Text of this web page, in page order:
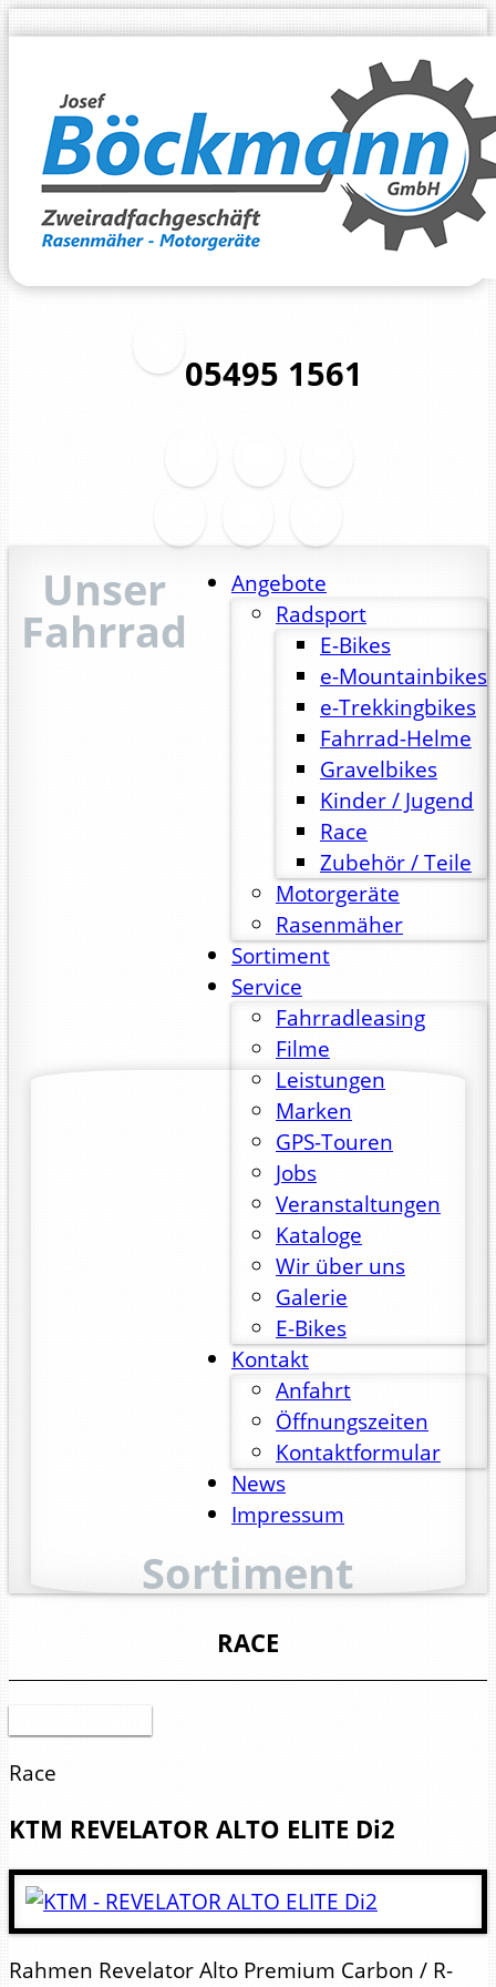
05495 1561
Angebote
Radsport
E-Bikes
e-Mountainbikes
e-Trekkingbikes
Fahrrad-Helme
Gravelbikes
Kinder / Jugend
Race
Zubehör / Teile
Motorgeräte
Rasenmäher
Sortiment
Service
Fahrradleasing
Filme
Leistungen
Marken
GPS-Touren
Jobs
Veranstaltungen
Kataloge
Wir über uns
Galerie
E-Bikes
Kontakt
Anfahrt
Öffnungszeiten
Kontaktformular
News
Impressum
Unser
Fahrrad
Sortiment
RACE
Race
KTM REVELATOR ALTO ELITE Di2
Rahmen Revelator Alto Premium Carbon / R-